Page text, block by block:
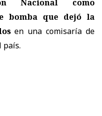
Nacional como
bomba que dejó la
en una comisaría de
país.